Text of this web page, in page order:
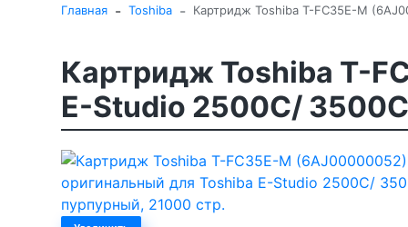
Главная - Toshiba - Картридж Toshiba T-FC35E-M
Картридж Toshiba T-
E-Studio 2500C/